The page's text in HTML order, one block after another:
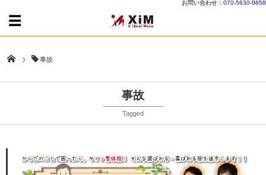
お問い合わせ： 070-5630-9858
事故
事故
Tagged